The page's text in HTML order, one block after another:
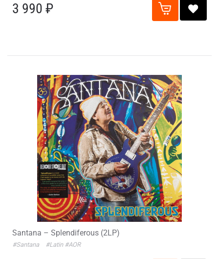
3 990 ₽
Santana – Splendiferous (2LP)
#Santana #Latin #AOR